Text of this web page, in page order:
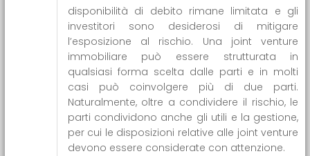
disponibilità di debito rimane limitata e gli
investitori sono desiderosi di mitigare
l’esposizione al rischio. Una joint venture
immobiliare può essere strutturata in
qualsiasi forma scelta dalle parti e in molti
casi può coinvolgere più di due parti.
Naturalmente, oltre a condividere il rischio, le
parti condividono anche gli utili e la gestione,
per cui le disposizioni relative alle joint venture
devono essere considerate con attenzione.